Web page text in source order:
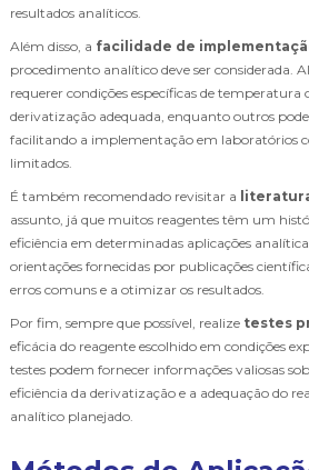
resultados analíticos.
Além disso, a facilidade de
procedimento analítico deve ser considerada.
requerer condições específicas de
derivatização adequada, enquanto outros
facilitando a implementação em laboratórios
limitados.
É também recomendado revisitar a
assunto, já que muitos reagentes têm um
eficiência em determinadas aplicações
orientações fornecidas por publicações
erros comuns e a otimizar os resultados.
Por fim, sempre que possível, realize testes
eficácia do reagente escolhido em condições
testes podem fornecer informações valiosas
eficiência da derivatização e a adequação do
analítico planejado.